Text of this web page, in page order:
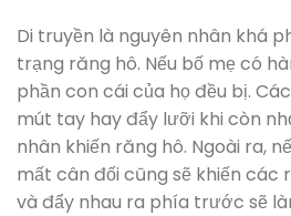
Di truyền là nguyên nhân khá
trạng răng hô. Nếu bố mẹ có
phần con cái của họ đều bị.
mút tay hay đẩy lưỡi khi còn
nhân khiến răng hô. Ngoài ra,
mất cân đối cũng sẽ khiến các
và đẩy nhau ra phía trước sẽ